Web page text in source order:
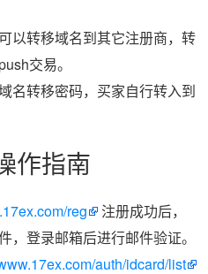
以转移域名到其它注册商，转
交易。
名转移密码，买家自行转入到
作指南
reg
注册成功后，
，登录邮箱后进行邮件验证。
auth/idcard/list